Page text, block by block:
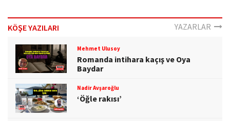
n
KÖŞE YAZILARI YAZARLAR
Mehmet Ulusoy
Romanda intihara kaçış ve Oya
Baydar
Nadir Avşaroğlu
‘Öğle rakısı’